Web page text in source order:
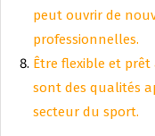
peut ouvrir de
professionnelles.
Être flexible et
sont des qualités
secteur du sport.